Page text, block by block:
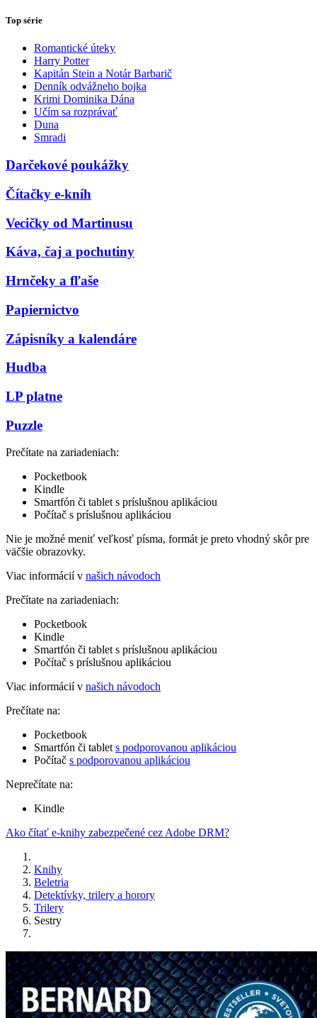
Top série
Romantické úteky
Harry Potter
Kapitán Stein a Notár Barbarič
Denník odvážneho bojka
Krimi Dominika Dána
Učím sa rozprávať
Duna
Smradi
Darčekové poukážky
Čítačky e-kníh
Vecičky od Martinusu
Káva, čaj a pochutiny
Hrnčeky a fľaše
Papiernictvo
Zápisníky a kalendáre
Hudba
LP platne
Puzzle
Prečítate na zariadeniach:
Pocketbook
Kindle
Smartfón či tablet s príslušnou aplikáciou
Počítač s príslušnou aplikáciou
Nie je možné meniť veľkosť písma, formát je preto vhodný skôr pre
väčšie obrazovky.
Viac informácií v našich návodoch
Prečítate na zariadeniach:
Pocketbook
Kindle
Smartfón či tablet s príslušnou aplikáciou
Počítač s príslušnou aplikáciou
Viac informácií v našich návodoch
Prečítate na:
Pocketbook
Smartfón či tablet s podporovanou aplikáciou
Počítač s podporovanou aplikáciou
Neprečítate na:
Kindle
Ako čítať e-knihy zabezpečené cez Adobe DRM?
Knihy
Beletria
Detektívky, trilery a horory
Trilery
Sestry